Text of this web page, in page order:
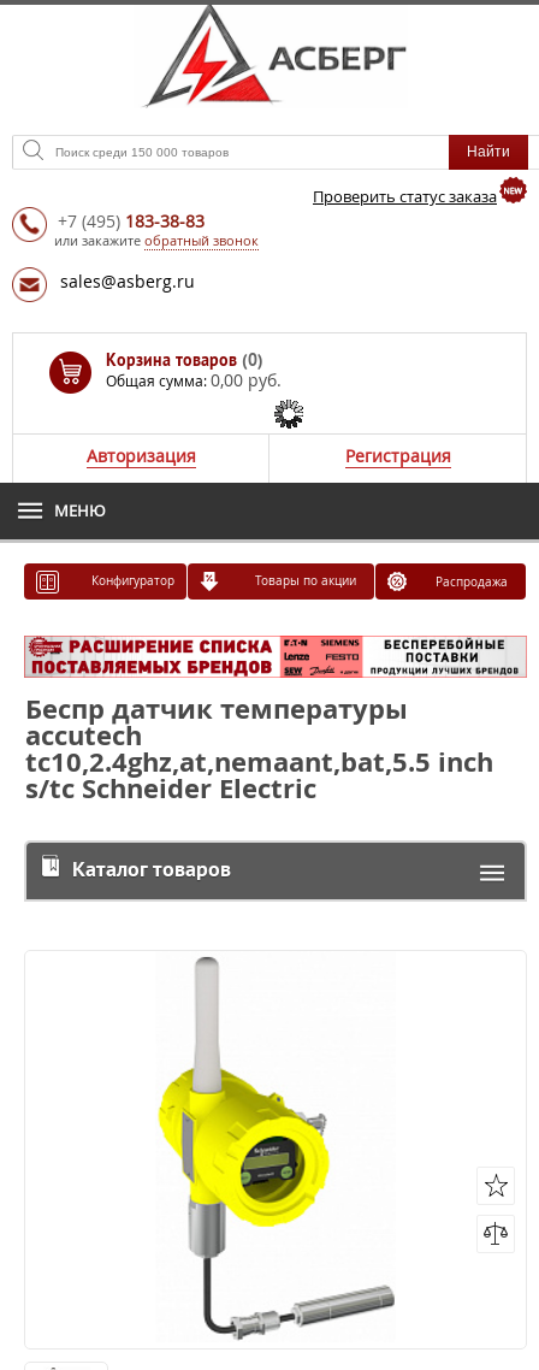
Проверить статус заказа
+7 (495) 183-38-83
или закажите обратный звонок
sales@asberg.ru
Корзина товаров (0)
Общая сумма:0,00 руб.
Авторизация Регистрация
МЕНЮ
Конфигуратор Товары по акции Распродажа
Беспр датчик температуры
accutech
tc10,2.4ghz,at,nemaant,bat,5.5 inch
s/tc Schneider Electric
Каталог товаров